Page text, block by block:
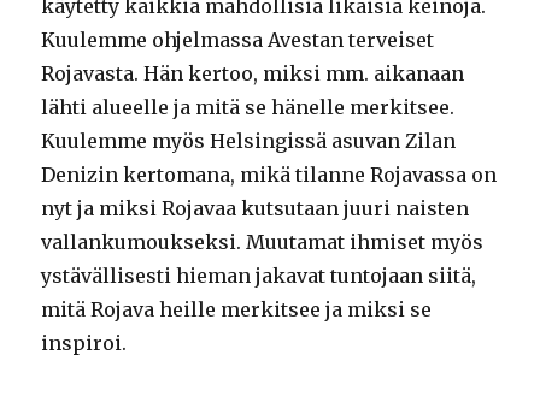
käytetty kaikkia mahdollisia likaisia keinoja.
Kuulemme ohjelmassa Avestan terveiset
Rojavasta. Hän kertoo, miksi mm. aikanaan
lähti alueelle ja mitä se hänelle merkitsee.
Kuulemme myös Helsingissä asuvan Zilan
Denizin kertomana, mikä tilanne Rojavassa on
nyt ja miksi Rojavaa kutsutaan juuri naisten
vallankumoukseksi. Muutamat ihmiset myös
ystävällisesti hieman jakavat tuntojaan siitä,
mitä Rojava heille merkitsee ja miksi se
inspiroi.